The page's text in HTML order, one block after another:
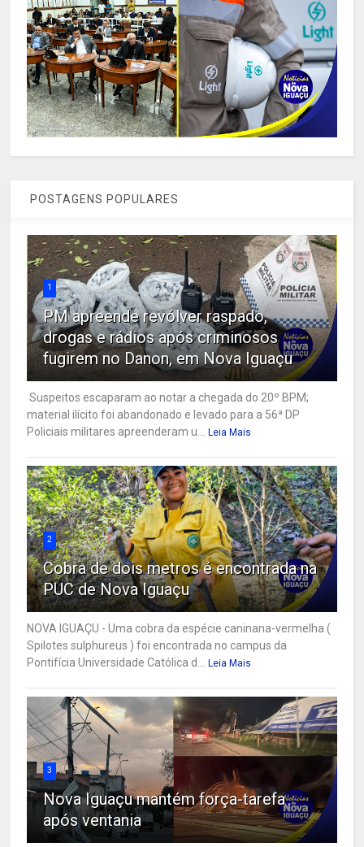
POSTAGENS POPULARES
1
PM apreende revólver raspado,
drogas e rádios após criminosos
fugirem no Danon, em Nova Iguaçu
Suspeitos escaparam ao notar a chegada do 20º BPM;
material ilícito foi abandonado e levado para a 56ª DP
Policiais militares apreenderam u... Leia Mais
2
Cobra de dois metros é encontrada na
PUC de Nova Iguaçu
NOVA IGUAÇU - Uma cobra da espécie caninana-vermelha (
Spilotes sulphureus ) foi encontrada no campus da
Pontifícia Universidade Católica d... Leia Mais
3
Nova Iguaçu mantém força-tarefa
após ventania